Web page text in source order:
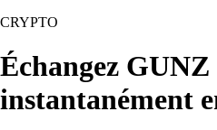
CRYPTO
Échangez GUNZ
instantanément